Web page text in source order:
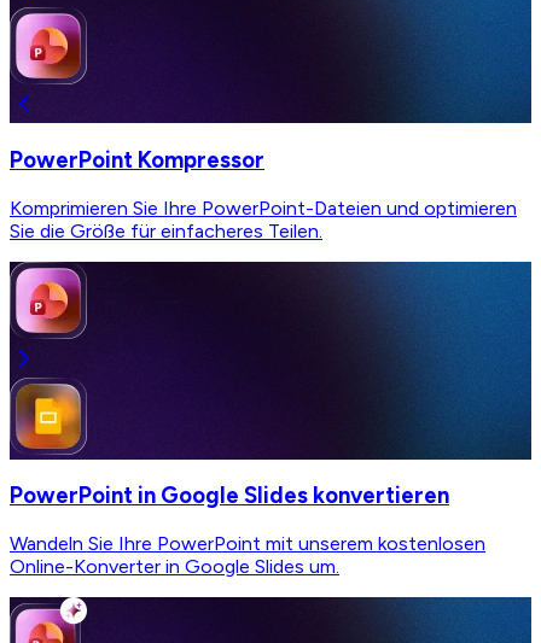
PowerPoint Kompressor
Komprimieren Sie Ihre PowerPoint-Dateien und optimieren
Sie die Größe für einfacheres Teilen.
PowerPoint in Google Slides konvertieren
Wandeln Sie Ihre PowerPoint mit unserem kostenlosen
Online-Konverter in Google Slides um.